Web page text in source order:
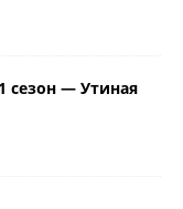
сезон — Утиная